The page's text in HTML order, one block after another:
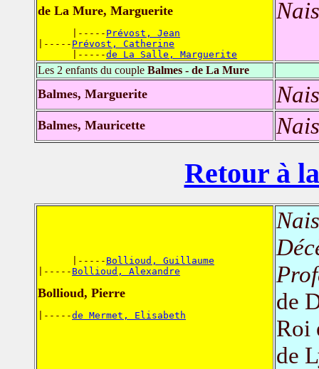
de La Mure, Marguerite
      |-----
Prévost, Jean
|----- Prévost, Catherine
      |-----
de La Salle, Marguerite
Les 2 enfants du couple Balmes - de La Mure
Balmes, Marguerite
Balmes, Mauricette
Retour à
      |-----
Bollioud, Guillaume
|----- Bollioud, Alexandre
Bollioud, Pierre
|-----de Mermet, Elisabeth
de
Roi
de